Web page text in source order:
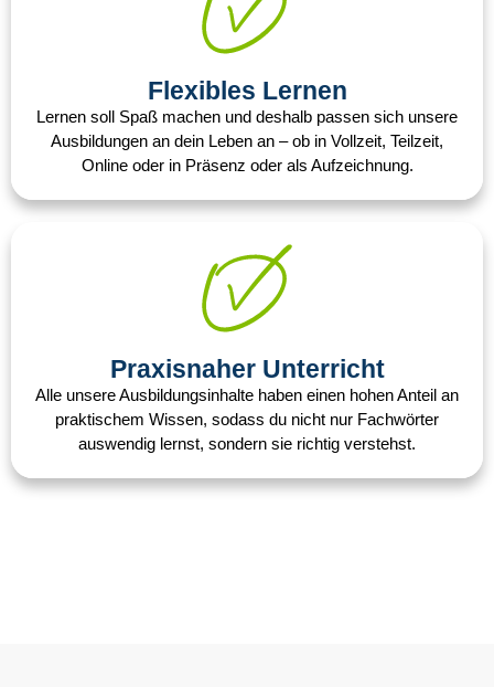
Flexibles Lernen​
Lernen soll Spaß machen und deshalb passen sich unsere
Ausbildungen an dein Leben an – ob in Vollzeit, Teilzeit,
Online oder in Präsenz oder als Aufzeichnung.
Praxisnaher Unterricht​
Alle unsere Ausbildungsinhalte haben einen hohen Anteil an
praktischem Wissen, sodass du nicht nur Fachwörter
auswendig lernst, sondern sie richtig verstehst.